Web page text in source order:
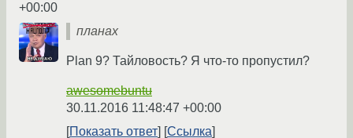
+00:00
планах
Plan 9? Тайловость? Я что-то пропустил?
awesomebuntu
30.11.2016 11:48:47 +00:00
Показать ответ
Ссылка